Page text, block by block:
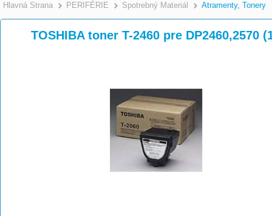
Hlavná Strana >
PERIFÉRIE >
Spotrebný Materiál >
Atramenty, Tonery
TOSHIBA toner T-2460 pre DP2460,2570